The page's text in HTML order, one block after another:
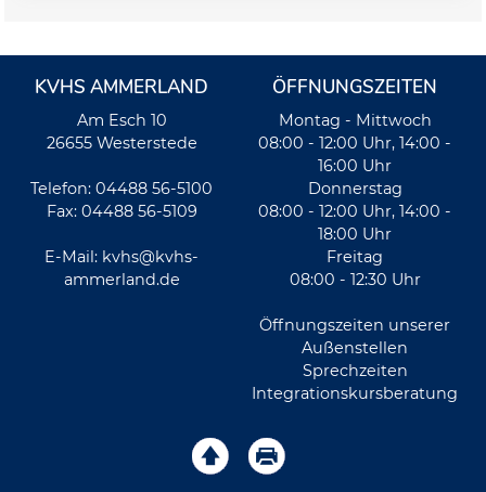
KVHS AMMERLAND
Am Esch 10
26655 Westerstede
Telefon: 04488 56-5100
Fax: 04488 56-5109
E-Mail: kvhs@kvhs-
ammerland.de
ÖFFNUNGSZEITEN
Montag - Mittwoch
08:00 - 12:00 Uhr, 14:00 -
16:00 Uhr
Donnerstag
08:00 - 12:00 Uhr, 14:00 -
18:00 Uhr
Freitag
08:00 - 12:30 Uhr
Öffnungszeiten unserer
Außenstellen
Sprechzeiten
Integrationskursberatung